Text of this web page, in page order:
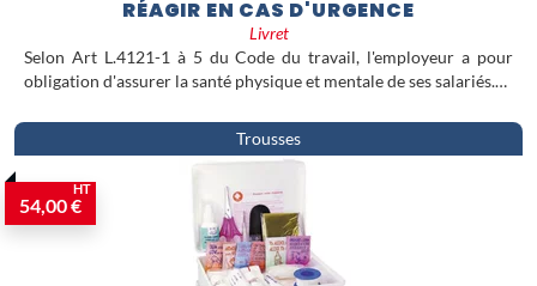
RÉAGIR EN CAS D'URGENCE
Livret
Selon Art L.4121-1 à 5 du Code du travail, l'employeur a pour
obligation d'assurer la santé physique et mentale de ses salariés.…
Trousses
54,00 €
HT